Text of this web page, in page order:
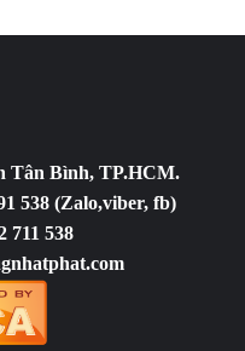
Tân Bình, TP.HCM.
538 (Zalo,viber, fb)
711 538